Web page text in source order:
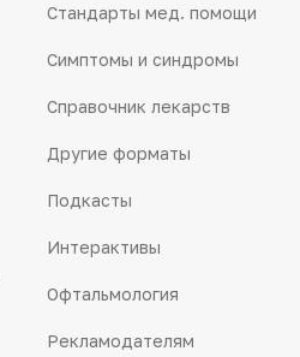
Стандарты мед. помощи
Симптомы и синдромы
Справочник лекарств
Другие форматы
Подкасты
Интерактивы
Офтальмология
Рекламодателям